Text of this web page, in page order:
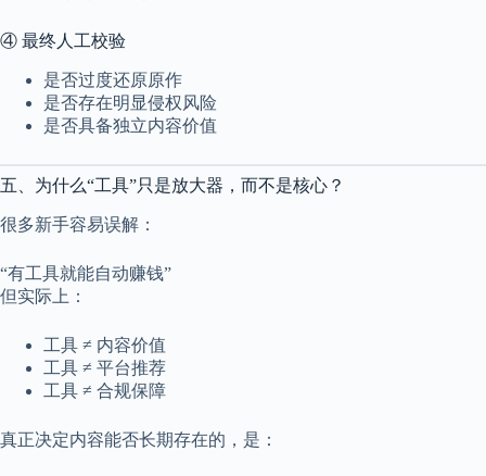
④ 最终人工校验
是否过度还原原作
是否存在明显侵权风险
是否具备独立内容价值
五、为什么“工具”只是放大器，而不是核心？
很多新手容易误解：
“有工具就能自动赚钱”
但实际上：
工具 ≠ 内容价值
工具 ≠ 平台推荐
工具 ≠ 合规保障
真正决定内容能否长期存在的，是：